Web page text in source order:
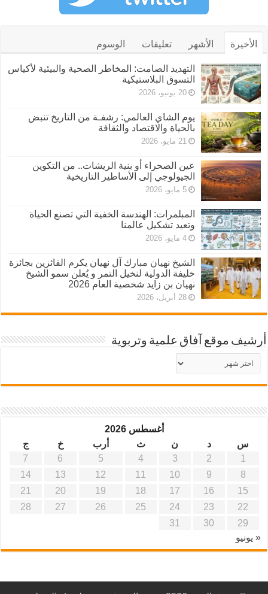
الأخيرة الأشهر تعليقات الوسوم
التهديد الصامت: المخاطر الصحية والبيئية لأكياس
التسوق البلاستيكية
20 يونيو، 2026
يوم الشاي العالمي: رشفـة من التاريخ تنبض
بالحياة والاقتصاد والثقافة
21 مايو، 2026
عين الصحراء أو بنية الريشات.. من التكوين
الجيولوجي إلى الأساطير التاريخية
5 مايو، 2026
المبلمرات: الهندسة الخفية التي تصنع الحياة
وتعيد تشكيل عالمنا
4 مايو، 2026
الشيخ نهيان مبارك آل نهيان يكرم الفائزين بجائزة
خليفة الدولية لنخيل التمر و يُعلن سمو الشيخ
نهيان بن زايد شخصية العام 2026
28 أبريل، 2026
أرشيف موقع آفاق علمية وتربوية
أرشيف
موقع
آفاق
أغسطس 2026
س
د ن ث أرب خ
ج
1
2
3
4
5
6
7
8
9
10
11
12
13
14
15
16
17
18
19
20
21
22
23
24
25
26
27
28
29
30
31
« يونيو